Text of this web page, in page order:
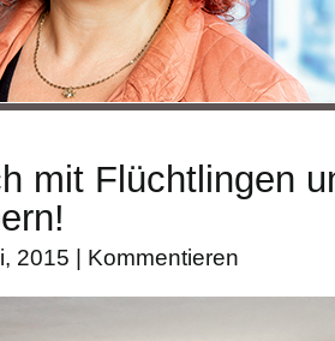
mit Flüchtlingen
2015 | Kommentieren